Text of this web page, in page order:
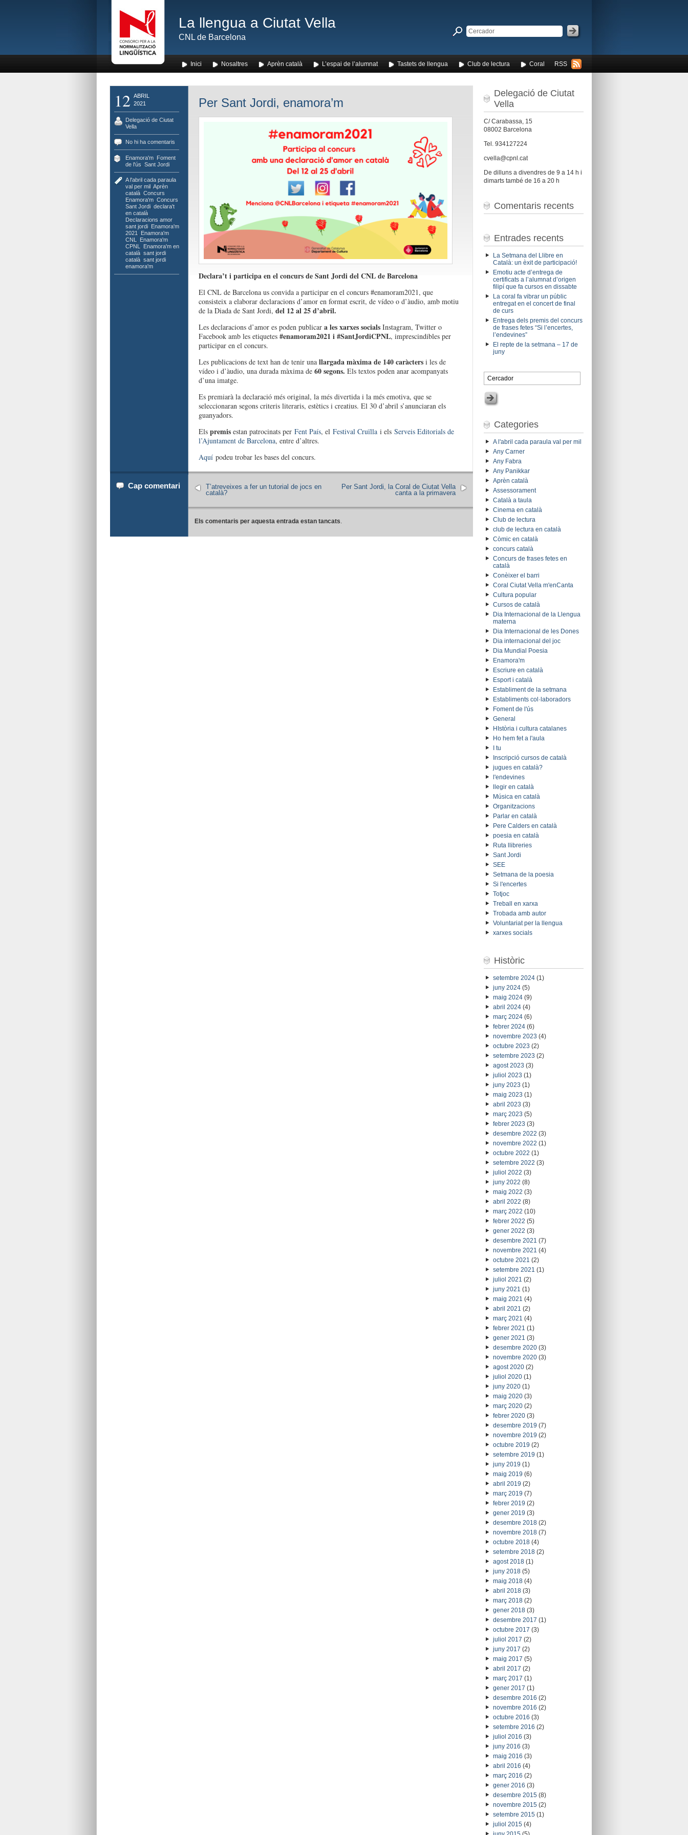
La llengua a Ciutat Vella
CNL de Barcelona
RSS
Inici Nosaltres Aprèn català L’espai de l’alumnat Tastets de llengua Club de lectura Coral
12 ABRIL
2021
Delegació de Ciutat
Vella
No hi ha comentaris
Enamora'm, Foment
de l'ús Sant Jordi
A l'abril cada paraula
val per mil, Aprèn
català, Concurs
Enamora'm, Concurs
Sant Jordi, declara't
en català,
Declaracions amor
sant jordi, Enamora'm
2021
Enamora'm
CNL
Enamora'm
CPNL
Enamora'm en
català, sant jordi
català, sant jordi
enamora'm
Per Sant Jordi, enamora’m
Declara’t i participa en el concurs de Sant Jordi del CNL de Barcelona
El CNL de Barcelona us convida a participar en el concurs #enamoram2021, que
consisteix a elaborar declaracions d’amor en format escrit, de vídeo o d’àudio, amb motiu
de la Diada de Sant Jordi, del 12 al 25 d’abril.
Les declaracions d’amor es poden publicara les xarxes socialsInstagram, Twitter o
Facebook amb les etiquetes #enamoram2021 i #SantJordiCPNL, imprescindibles per
participar en el concurs.
Les publicacions de text han de tenir una llargada màxima de 140 caràctersi les de
vídeo i d’àudio, una durada màxima de 60 segons. Els textos poden anar acompanyats
d’una imatge.
Es premiarà la declaració més original, la més divertida i la més emotiva, que se
seleccionaran segons criteris literaris, estètics i creatius. El 30 d’abril s’anunciaran els
guanyadors.
Els premisestan patrocinats per Fent País, el Festival Cruïllai els Serveis Editorials de
l’Ajuntament de Barcelona, entre d’altres.
Aquípodeu trobar les bases del concurs.
Cap comentari
Per Sant Jordi, la Coral de Ciutat Vella
canta a la primavera
T’atreveixes a fer un tutorial de jocs en
català?
Els comentaris per aquesta entrada estan tancats.
Delegació de Ciutat
Vella
C/ Carabassa, 15
08002 Barcelona
Tel. 934127224
cvella@cpnl.cat
De dilluns a divendres de 9 a 14 h i
dimarts també de 16 a 20 h
Comentaris recents
Entrades recents
La Setmana del Llibre en
Català: un èxit de participació!
Emotiu acte d’entrega de
certificats a l’alumnat d’origen
filipí que fa cursos en dissabte
La coral fa vibrar un públic
entregat en el concert de final
de curs
Entrega dels premis del concurs
de frases fetes “Si l’encertes,
l’endevines”
El repte de la setmana – 17 de
juny
Categories
A l'abril cada paraula val per mil
Any Carner
Any Fabra
Any Panikkar
Aprèn català
Assessorament
Català a taula
Cinema en català
Club de lectura
club de lectura en català
Còmic en català
concurs català
Concurs de frases fetes en
català
Conèixer el barri
Coral Ciutat Vella m'enCanta
Cultura popular
Cursos de català
Dia Internacional de la Llengua
materna
Dia Internacional de les Dones
Dia internacional del joc
Dia Mundial Poesia
Enamora'm
Escriure en català
Esport i català
Establiment de la setmana
Establiments col·laboradors
Foment de l'ús
General
HIstòria i cultura catalanes
Ho hem fet a l'aula
I tu
Inscripció cursos de català
jugues en català?
l'endevines
llegir en català
Música en català
Organitzacions
Parlar en català
Pere Calders en català
poesia en català
Ruta llibreries
Sant Jordi
SEE
Setmana de la poesia
Si l'encertes
Totjoc
Treball en xarxa
Trobada amb autor
Voluntariat per la llengua
xarxes socials
Històric
setembre 2024(1)
juny 2024(5)
maig 2024(9)
abril 2024(4)
març 2024(6)
febrer 2024(6)
novembre 2023 (4)
octubre 2023 (2)
setembre 2023 (2)
agost 2023 (3)
juliol 2023 (1)
juny 2023 (1)
maig 2023 (1)
abril 2023 (3)
març 2023 (5)
febrer 2023 (3)
desembre 2022 (3)
novembre 2022 (1)
octubre 2022 (1)
setembre 2022 (3)
juliol 2022 (3)
juny 2022 (8)
maig 2022 (3)
abril 2022 (8)
març 2022 (10)
febrer 2022 (5)
gener 2022 (3)
desembre 2021 (7)
novembre 2021 (4)
octubre 2021 (2)
setembre 2021 (1)
juliol 2021 (2)
juny 2021 (1)
maig 2021 (4)
abril 2021 (2)
març 2021 (4)
febrer 2021 (1)
gener 2021 (3)
desembre 2020(3)
novembre 2020(3)
agost 2020(2)
juliol 2020(1)
juny 2020(1)
maig 2020(3)
març 2020(2)
febrer 2020(3)
desembre 2019 (7)
novembre 2019 (2)
octubre 2019 (2)
setembre 2019 (1)
juny 2019 (1)
maig 2019 (6)
abril 2019 (2)
març 2019 (7)
febrer 2019 (2)
gener 2019 (3)
desembre 2018(2)
novembre 2018(7)
octubre 2018(4)
setembre 2018(2)
agost 2018(1)
juny 2018(5)
maig 2018(4)
abril 2018(3)
març 2018(2)
gener 2018(3)
desembre 2017 (1)
octubre 2017 (3)
juliol 2017 (2)
juny 2017 (2)
maig 2017 (5)
abril 2017 (2)
març 2017 (1)
gener 2017 (1)
desembre 2016 (2)
novembre 2016 (2)
octubre 2016 (3)
setembre 2016 (2)
juliol 2016 (3)
juny 2016 (3)
maig 2016 (3)
abril 2016 (4)
març 2016 (2)
gener 2016 (3)
desembre 2015(8)
novembre 2015(2)
setembre 2015(1)
juliol 2015(4)